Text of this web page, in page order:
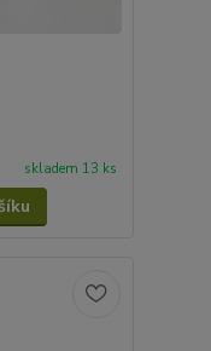
skladem 13 ks